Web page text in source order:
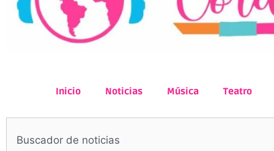
Inicio Noticias Música Teatro